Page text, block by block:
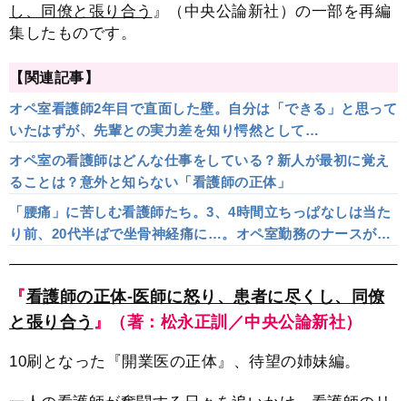
し、同僚と張り合う 』（中央公論新社）の一部を再編
集したものです。
【関連記事】
オペ室看護師2年目で直面した壁。自分は「できる」と思って
いたはずが、先輩との実力差を知り愕然として…
オペ室の看護師はどんな仕事をしている？新人が最初に覚え
ることは？意外と知らない「看護師の正体」
「腰痛」に苦しむ看護師たち。3、4時間立ちっぱなしは当た
り前、20代半ばで坐骨神経痛に…。オペ室勤務のナースが語
『看護師の正体-医師に怒り、患者に尽くし、同僚
と張り合う 』（著：松永正訓／中央公論新社）
10刷となった『開業医の正体』、待望の姉妹編。